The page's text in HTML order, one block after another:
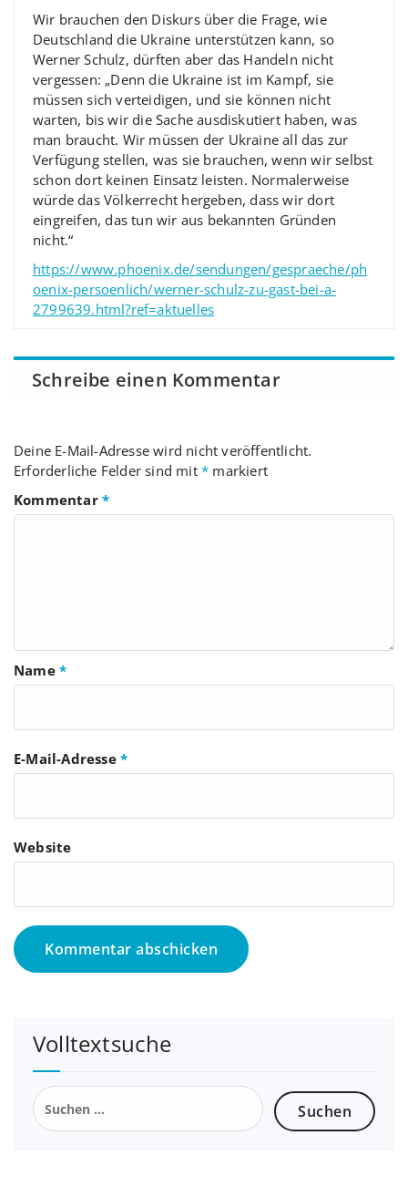
Wir brauchen den Diskurs über die Frage, wie
Deutschland die Ukraine unterstützen kann, so
Werner Schulz, dürften aber das Handeln nicht
vergessen: „Denn die Ukraine ist im Kampf, sie
müssen sich verteidigen, und sie können nicht
warten, bis wir die Sache ausdiskutiert haben, was
man braucht. Wir müssen der Ukraine all das zur
Verfügung stellen, was sie brauchen, wenn wir selbst
schon dort keinen Einsatz leisten. Normalerweise
würde das Völkerrecht hergeben, dass wir dort
eingreifen, das tun wir aus bekannten Gründen
nicht.“
https://www.phoenix.de/sendungen/gespraeche/ph
oenix-persoenlich/werner-schulz-zu-gast-bei-a-
2799639.html?ref=aktuelles
Schreibe einen Kommentar
Deine E-Mail-Adresse wird nicht veröffentlicht.
Erforderliche Felder sind mit * markiert
Kommentar *
Name *
E-Mail-Adresse *
Website
Volltextsuche
Suchen
nach: